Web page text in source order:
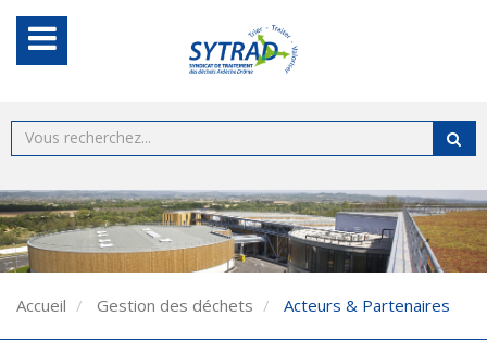
Accueil Gestion des déchets Acteurs & Partenaires